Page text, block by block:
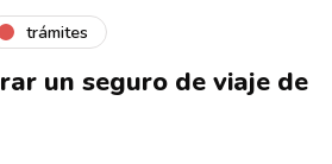
trámites
un seguro de viaje de